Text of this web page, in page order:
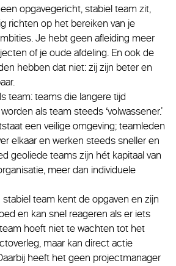
opgavegericht, stabiel team zit,
richten op het bereiken van je
Je hebt geen afleiding meer
of je oude afdeling. En ook de
hebben dat niet: zij zijn beter en
team: teams die langere tijd
als team steeds ‘volwassener.’
een veilige omgeving; teamleden
elkaar en werken steeds sneller en
geoliede teams zijn hét kapitaal van
meer dan individuele
stabiel team kent de opgaven en zijn
en kan snel reageren als er iets
hoeft niet te wachten tot het
maar kan direct actie
heeft het geen projectmanager